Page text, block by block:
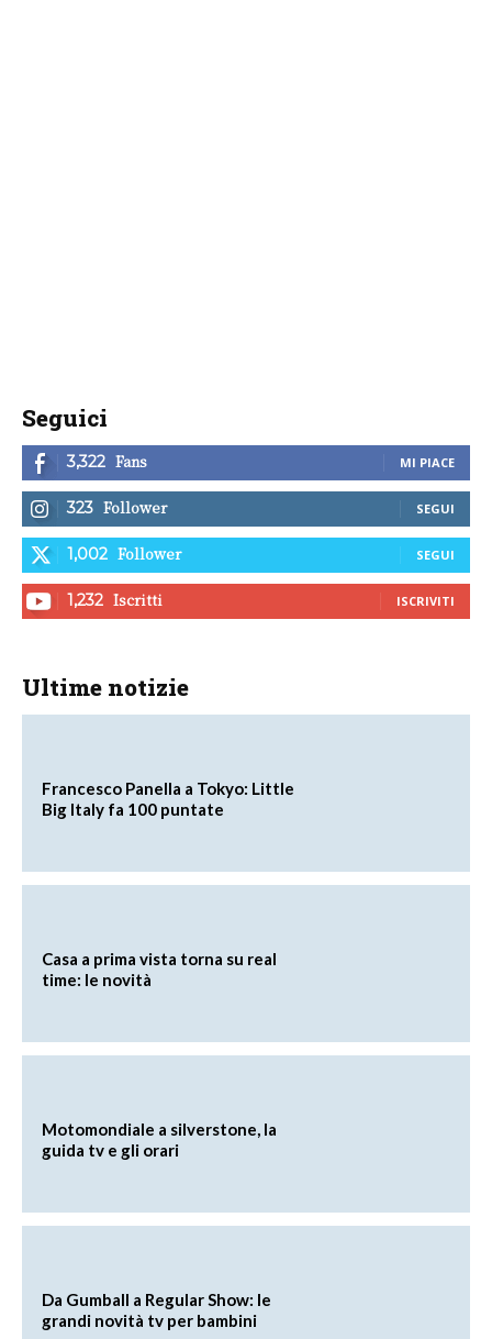
Seguici
3,322 Fans MI PIACE
323 Follower SEGUI
1,002 Follower SEGUI
1,232 Iscritti ISCRIVITI
Ultime notizie
Francesco Panella a Tokyo: Little
Big Italy fa 100 puntate
Casa a prima vista torna su real
time: le novità
Motomondiale a silverstone, la
guida tv e gli orari
Da Gumball a Regular Show: le
grandi novità tv per bambini